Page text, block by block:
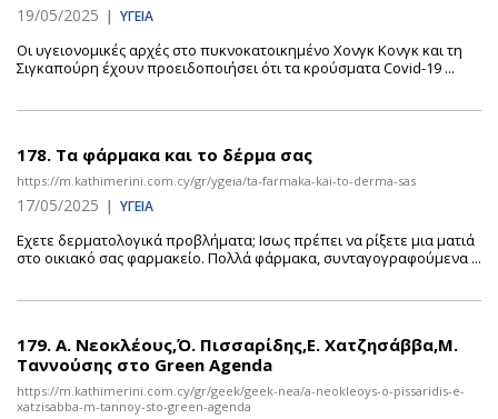
19/05/2025 | ΥΓΕΙΑ
Οι υγειονομικές αρχές στο πυκνοκατοικημένο Χονγκ Κονγκ και τη
Σιγκαπούρη έχουν προειδοποιήσει ότι τα κρούσματα Covid-19 ...
178. Τα φάρμακα και το δέρμα σας
https://m.kathimerini.com.cy/gr/ygeia/ta-farmaka-kai-to-derma-sas
17/05/2025 | ΥΓΕΙΑ
Eχετε δερματολογικά προβλήματα; Iσως πρέπει να ρίξετε μια ματιά
στο οικιακό σας φαρμακείο. Πολλά φάρμακα, συνταγογραφούμενα ...
179. Α. Νεοκλέους,Ό. Πισσαρίδης,Ε. Χατζησάββα,Μ.
Ταννούσης στο Green Agenda
https://m.kathimerini.com.cy/gr/geek/geek-nea/a-neokleoys-o-pissaridis-e-
xatzisabba-m-tannoy-sto-green-agenda